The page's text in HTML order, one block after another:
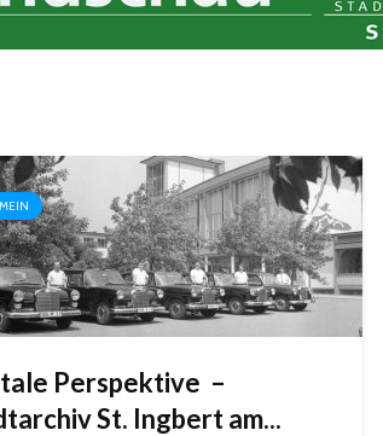
Perspektive –
St. Ingbert am...